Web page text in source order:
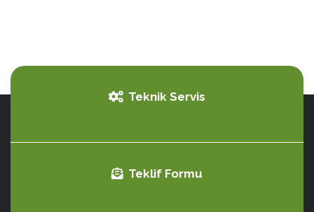
Teknik Servis
Teklif Formu